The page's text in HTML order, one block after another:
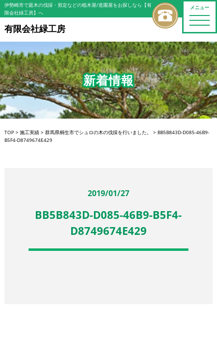
メニュー
toggle
伊勢崎市で庭木の伐採・剪定などの植木屋/造園屋をお探しなら【有
限会社緑工房】へ
有限会社緑工房
新着情報
TOP> 施工実績> 群馬県桐生市でシュロの木の伐採を行いました。 > BB5B843D-D085-46B9-
B5F4-D8749674E429
2019/01/27
BB5B843D-D085-46B9-B5F4-
D8749674E429